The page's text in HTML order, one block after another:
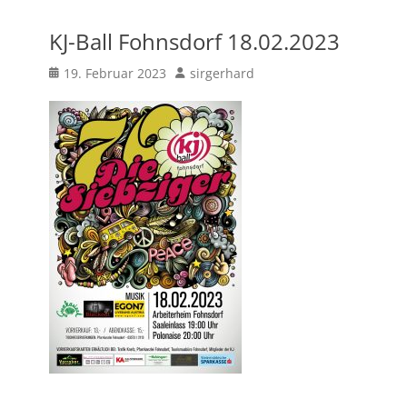
KJ-Ball Fohnsdorf 18.02.2023
Posted
19. Februar 2023 Author
sirgerhard